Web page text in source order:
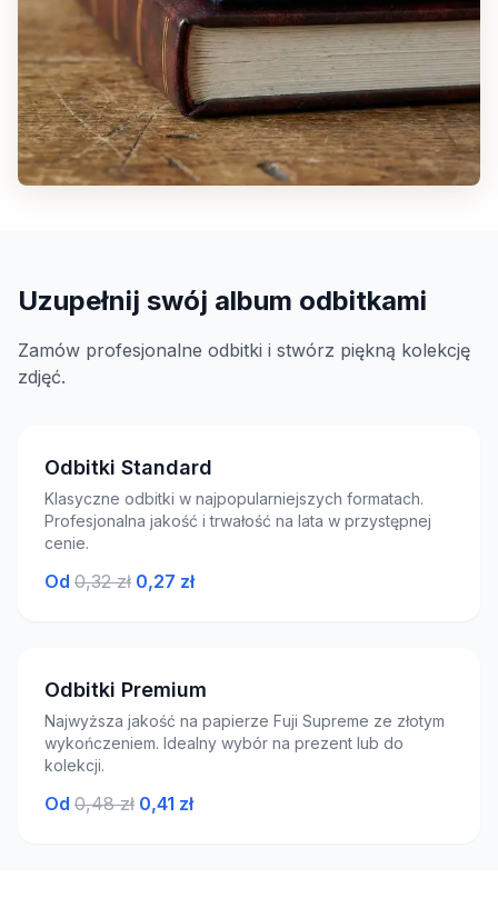
Uzupełnij swój album odbitkami
Zamów profesjonalne odbitki i stwórz piękną kolekcję
zdjęć.
Odbitki Standard
Klasyczne odbitki w najpopularniejszych formatach.
Profesjonalna jakość i trwałość na lata w przystępnej
cenie.
Od 0,32 zł 0,27 zł
Odbitki Premium
Najwyższa jakość na papierze Fuji Supreme ze złotym
wykończeniem. Idealny wybór na prezent lub do
kolekcji.
Od 0,48 zł 0,41 zł